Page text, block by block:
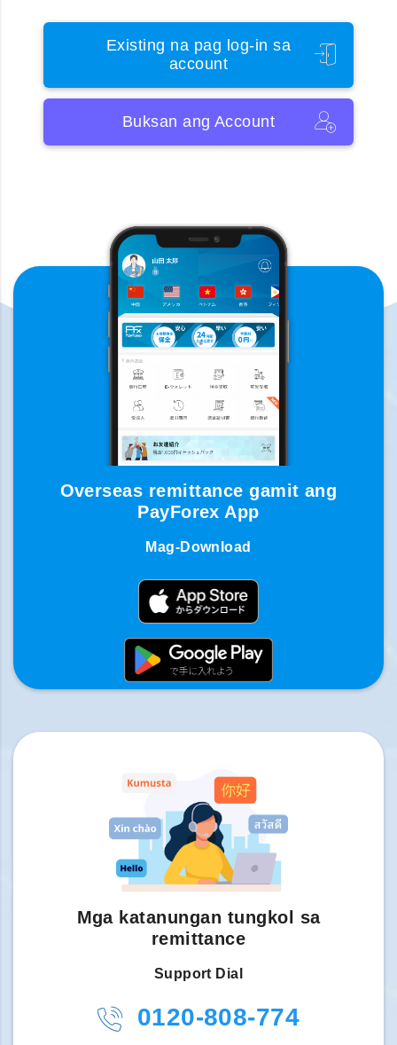
Existing na pag log-in sa
account
Buksan ang Account
Overseas remittance gamit ang
PayForex App
Mag-Download
Mga katanungan tungkol sa
remittance
Support Dial
0120-808-774